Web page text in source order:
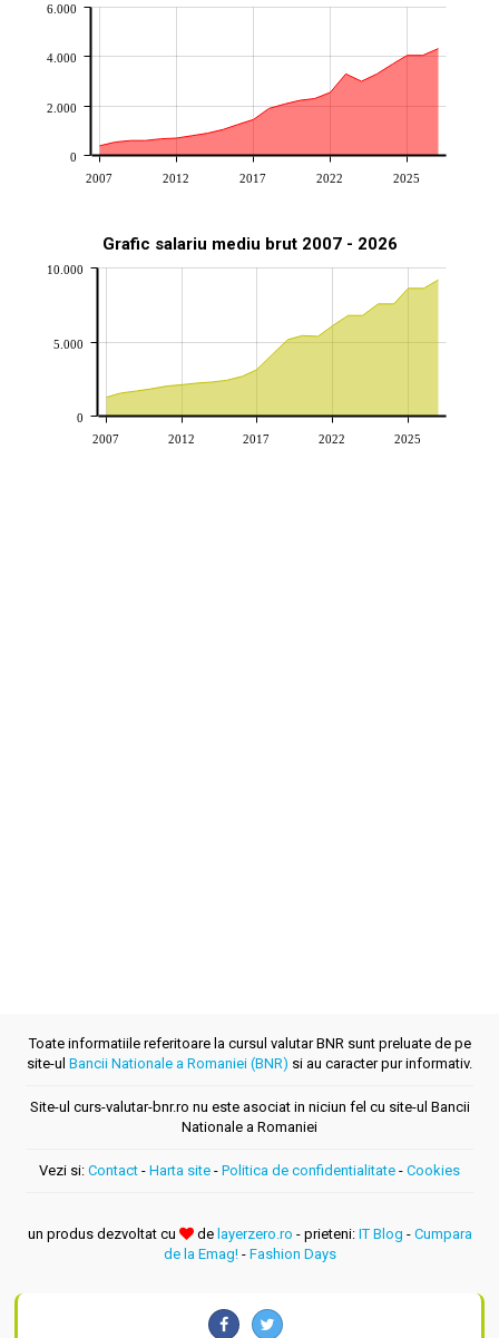
2007 2012 2017 2022 2025
0
2.000
4.000
6.000
Grafic salariu mediu brut 2007 - 2026
2007 2012 2017 2022 2025
0
5.000
10.000
Toate informatiile referitoare la cursul valutar BNR sunt preluate de pe
site-ul Bancii Nationale a Romaniei (BNR) si au caracter pur informativ.
Site-ul curs-valutar-bnr.ro nu este asociat in niciun fel cu site-ul Bancii
Nationale a Romaniei
Vezi si: Contact - Harta site - Politica de confidentialitate - Cookies
un produs dezvoltat cu de layerzero.ro - prieteni: IT Blog - Cumpara
de la Emag!- Fashion Days